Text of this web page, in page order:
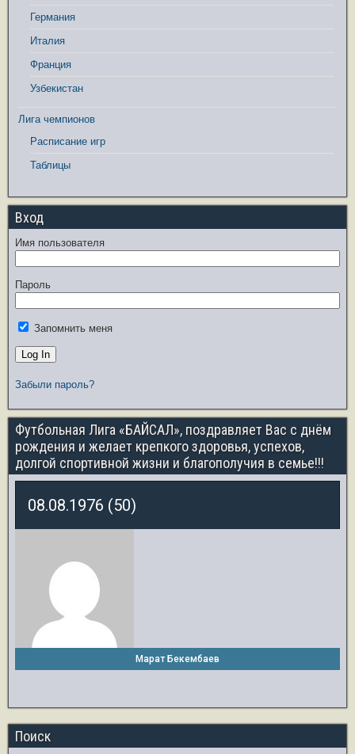
Германия
Италия
Франция
Узбекистан
Лига чемпионов
Расписание игр
Таблицы
Вход
Имя пользователя
Пароль
Запомнить меня
Забыли пароль?
Футбольная Лига «БАЙСАЛ», поздравляет Вас с днём
рождения и желает крепкого здоровья, успехов,
долгой спортивной жизни и благополучия в семье!!!
08.08.1976 (50)
Марат Бекембаев
Поиск